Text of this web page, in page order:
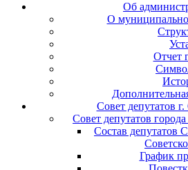
Об
О
Отчет
Совет депутатов г.
Совет депутатов
Состав депутатов
График